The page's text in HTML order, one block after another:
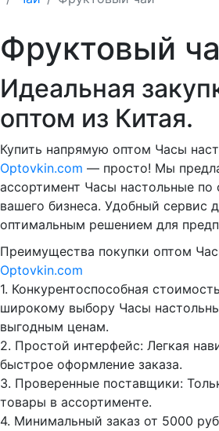
Фруктовый
Идеальная
оптом из Китая.
Купить напрямую оптом Часы
Optovkin.com — просто! Мы
ассортимент Часы настольные
вашего бизнеса. Удобный сервис
оптимальным решением для
Преимущества покупки оптом
Optovkin.com
1.⁠ ⁠Конкурентоспособная
широкому выбору Часы
выгодным ценам.
2.⁠ ⁠Простой интерфейс: Легкая
быстрое оформление заказа.
3.⁠ ⁠Проверенные поставщики:
товары в ассортименте.
4.⁠ ⁠Минимальный заказ от 5000